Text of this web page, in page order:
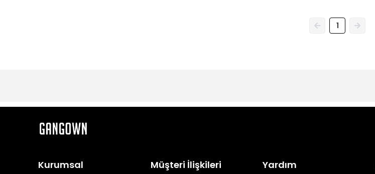
1
Kurumsal Müşteri İlişkileri Yardım